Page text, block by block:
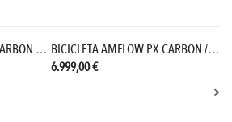
BICICLETA AMFLOW PX CARBON PRO /26 BICICLETA AMFLOW PX CARBON /26
6.999,00 €